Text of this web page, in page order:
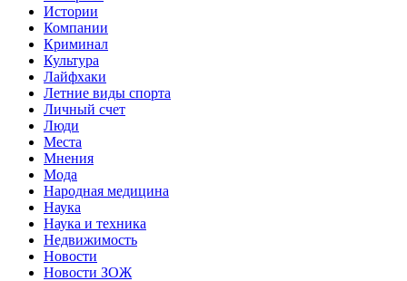
Истории
Компании
Криминал
Культура
Лайфхаки
Летние виды спорта
Личный счет
Люди
Места
Мнения
Мода
Народная медицина
Наука
Наука и техника
Недвижимость
Новости
Новости ЗОЖ